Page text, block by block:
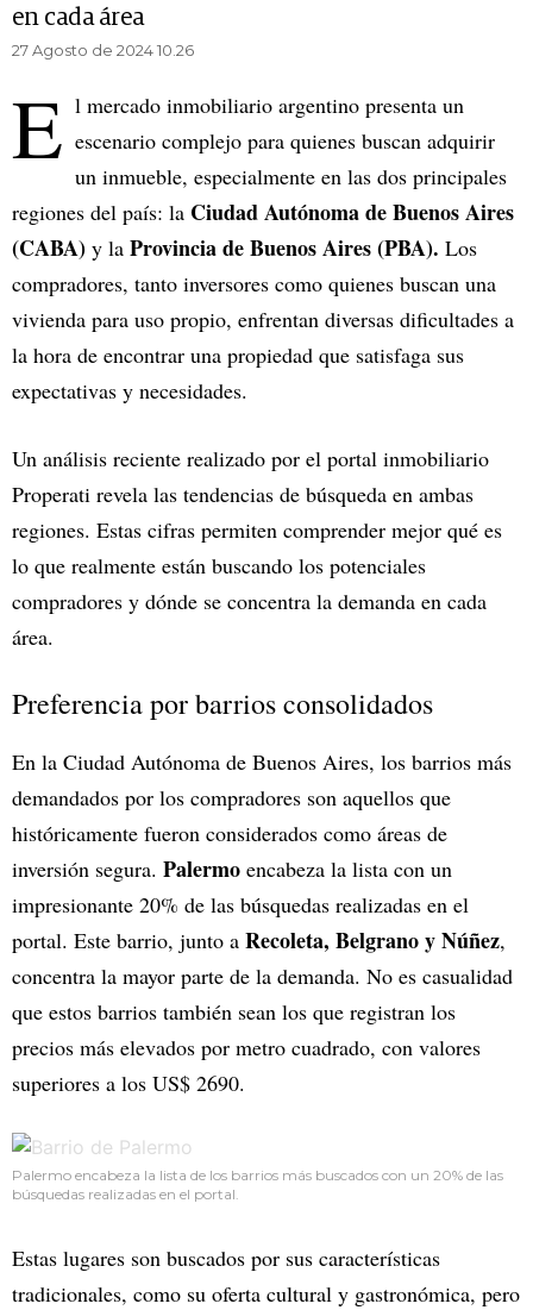
en cada área
27 Agosto de 2024 10.26
E l mercado inmobiliario argentino presenta un
escenario complejo para quienes buscan adquirir
un inmueble, especialmente en las dos principales
regiones del país: la Ciudad Autónoma de Buenos Aires
(CABA) y la Provincia de Buenos Aires (PBA). Los
compradores, tanto inversores como quienes buscan una
vivienda para uso propio, enfrentan diversas dificultades a
la hora de encontrar una propiedad que satisfaga sus
expectativas y necesidades.
Un análisis reciente realizado por el portal inmobiliario
Properati revela las tendencias de búsqueda en ambas
regiones. Estas cifras permiten comprender mejor qué es
lo que realmente están buscando los potenciales
compradores y dónde se concentra la demanda en cada
área.
Preferencia por barrios consolidados
En la Ciudad Autónoma de Buenos Aires, los barrios más
demandados por los compradores son aquellos que
históricamente fueron considerados como áreas de
inversión segura. Palermo encabeza la lista con un
impresionante 20% de las búsquedas realizadas en el
portal. Este barrio, junto a Recoleta, Belgrano y Núñez,
concentra la mayor parte de la demanda. No es casualidad
que estos barrios también sean los que registran los
precios más elevados por metro cuadrado, con valores
superiores a los US$ 2690.
Palermo encabeza la lista de los barrios más buscados con un 20% de las
búsquedas realizadas en el portal.
Estas lugares son buscados por sus características
tradicionales, como su oferta cultural y gastronómica, pero